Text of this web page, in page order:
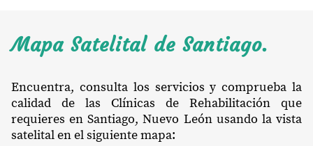
Mapa Satelital de Santiago.
Encuentra, consulta los servicios y comprueba la
calidad de las Clínicas de Rehabilitación que
requieres en Santiago, Nuevo León usando la vista
satelital en el siguiente mapa: